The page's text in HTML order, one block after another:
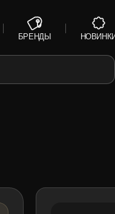
БРЕНДЫ